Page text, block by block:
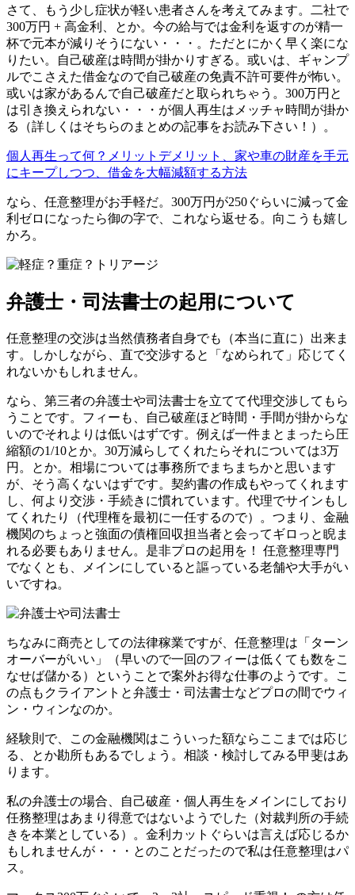
さて、もう少し症状が軽い患者さんを考えてみます。二社で
300万円 + 高金利、とか。今の給与では金利を返すのが精一
杯で元本が減りそうにない・・・。ただとにかく早く楽にな
りたい。自己破産は時間が掛かりすぎる。或いは、ギャンプ
ルでこさえた借金なので自己破産の免責不許可要件が怖い。
或いは家があるんで自己破産だと取られちゃう。300万円と
は引き換えられない・・・が個人再生はメッチャ時間が掛か
る（詳しくはそちらのまとめの記事をお読み下さい！）。
個人再生って何？メリットデメリット、家や車の財産を手元
にキープしつつ、借金を大幅減額する方法
なら、任意整理がお手軽だ。300万円が250ぐらいに減って金
利ゼロになったら御の字で、これなら返せる。向こうも嬉し
かろ。
弁護士・司法書士の起用について
任意整理の交渉は当然債務者自身でも（本当に直に）出来ま
す。しかしながら、直で交渉すると「なめられて」応じてく
れないかもしれません。
なら、第三者の弁護士や司法書士を立てて代理交渉してもら
うことです。フィーも、自己破産ほど時間・手間が掛からな
いのでそれよりは低いはずです。例えば一件まとまったら圧
縮額の1/10とか。30万減らしてくれたらそれについては3万
円。とか。相場については事務所でまちまちかと思います
が、そう高くないはずです。契約書の作成もやってくれます
し、何より交渉・手続きに慣れています。代理でサインもし
てくれたり（代理権を最初に一任するので）。つまり、金融
機関のちょっと強面の債権回収担当者と会ってギロっと睨ま
れる必要もありません。是非プロの起用を！ 任意整理専門
でなくとも、メインにしていると謳っている老舗や大手がい
いですね。
ちなみに商売としての法律稼業ですが、任意整理は「ターン
オーバーがいい」（早いので一回のフィーは低くても数をこ
なせば儲かる）ということで案外お得な仕事のようです。こ
の点もクライアントと弁護士・司法書士などプロの間でウィ
ン・ウィンなのか。
経験則で、この金融機関はこういった額ならここまでは応じ
る、とか勘所もあるでしょう。相談・検討してみる甲斐はあ
ります。
私の弁護士の場合、自己破産・個人再生をメインにしており
任務整理はあまり得意ではないようでした（対裁判所の手続
きを本業としている）。金利カットぐらいは言えば応じるか
もしれませんが・・・とのことだったので私は任意整理はパ
ス。